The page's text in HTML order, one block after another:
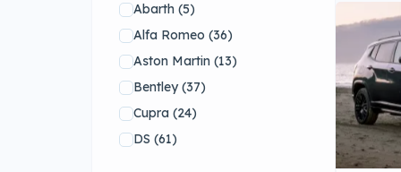
Abarth (5)
Alfa Romeo (36)
Aston Martin (13)
Bentley(37)
Cupra (24)
DS (61)